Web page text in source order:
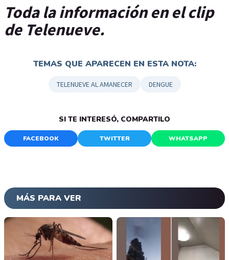
Toda la información en el clip
de Telenueve.
TEMAS QUE APARECEN EN ESTA NOTA:
TELENUEVE AL AMANECER DENGUE
SI TE INTERESÓ, COMPARTILO
FACEBOOK TWITTER WHATSAPP
MÁS PARA VER